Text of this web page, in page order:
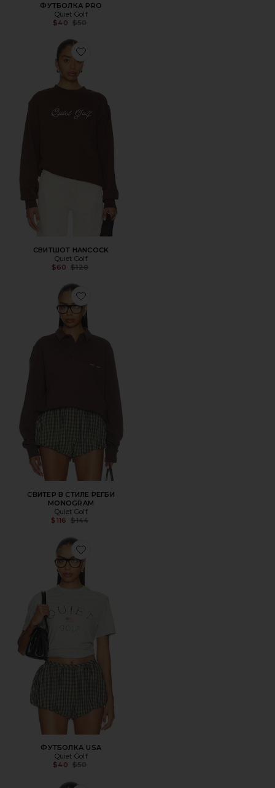
ФУТБОЛКА PRO
Quiet Golf
$40 Previous price:
$50
Favorite СВИТШОТ HANCOCK
СВИТШОТ HANCOCK
Quiet Golf
$60 Previous price:
$120
Favorite СВИТЕР В СТИЛЕ РЕГБИ MONOGRAM
СВИТЕР В СТИЛЕ РЕГБИ
MONOGRAM
Quiet Golf
$116
Previous price:
$144
Favorite ФУТБОЛКА USA
ФУТБОЛКА USA
Quiet Golf
$40 Previous price:
$50